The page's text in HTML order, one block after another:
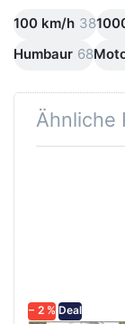
100 km/h 38
Humbaur 68
Ähnliche
− 2 % Deal